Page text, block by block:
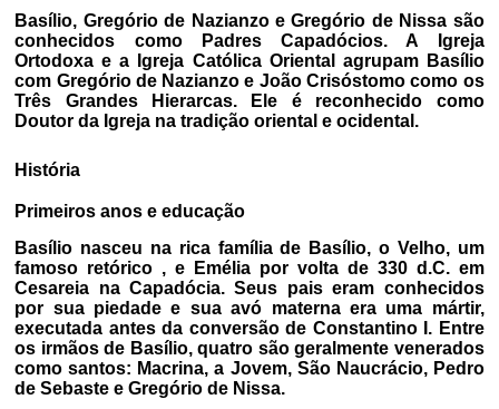
Basílio, Gregório de Nazianzo e Gregório de Nissa são
conhecidos como Padres Capadócios. A Igreja
Ortodoxa e a Igreja Católica Oriental agrupam Basílio
com Gregório de Nazianzo e João Crisóstomo como os
Três Grandes Hierarcas. Ele é reconhecido como
Doutor da Igreja na tradição oriental e ocidental.
História
Primeiros anos e educação
Basílio nasceu na rica família de Basílio, o Velho, um
famoso retórico , e Emélia por volta de 330 d.C. em
Cesareia na Capadócia. Seus pais eram conhecidos
por sua piedade e sua avó materna era uma mártir,
executada antes da conversão de Constantino I. Entre
os irmãos de Basílio, quatro são geralmente venerados
como santos: Macrina, a Jovem, São Naucrácio, Pedro
de Sebaste e Gregório de Nissa.